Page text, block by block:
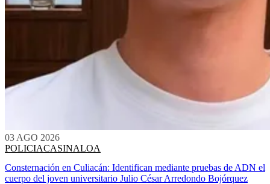
03 AGO 2026
POLICIACASINALOA
Consternación en Culiacán: Identifican mediante pruebas de ADN el
cuerpo del joven universitario Julio César Arredondo Bojórquez